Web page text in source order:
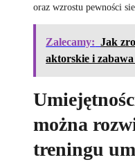
oraz wzrostu pewności
Zalecamy: Jak
aktorskie i
można
treningu